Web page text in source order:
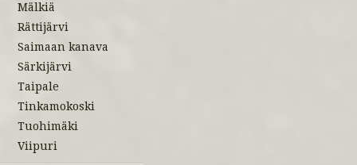
Mälkiä
Rättijärvi
Saimaan kanava
Särkijärvi
Taipale
Tinkamokoski
Tuohimäki
Viipuri